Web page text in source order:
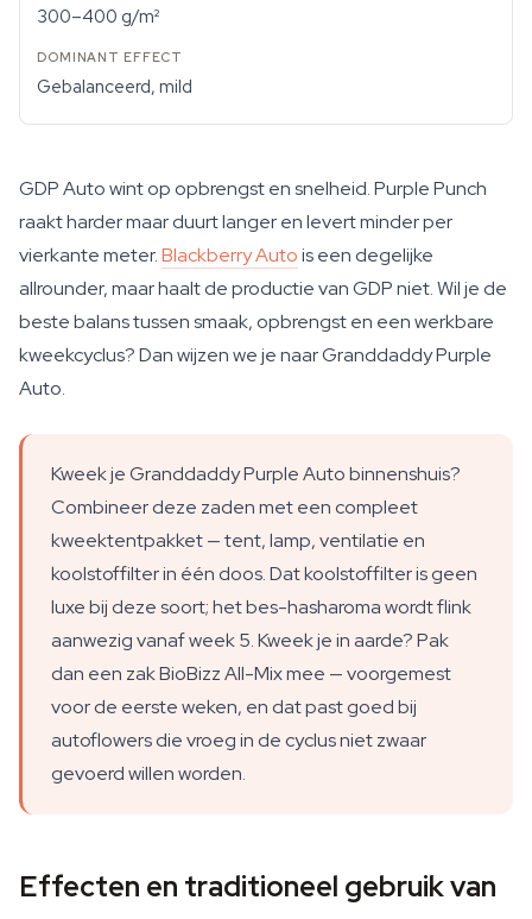
300–400 g/m²
Gebalanceerd, mild
GDP Auto wint op opbrengst en snelheid. Purple Punch
raakt harder maar duurt langer en levert minder per
vierkante meter.Blackberry Autois een degelijke
allrounder, maar haalt de productie van GDP niet. Wil je de
beste balans tussen smaak, opbrengst en een werkbare
kweekcyclus? Dan wijzen we je naar Granddaddy Purple
Auto.
Kweek je Granddaddy Purple Auto binnenshuis?
Combineer deze zaden met een compleet
kweektentpakket — tent, lamp, ventilatie en
koolstoffilter in één doos. Dat koolstoffilter is geen
luxe bij deze soort; het bes-hasharoma wordt flink
aanwezig vanaf week 5. Kweek je in aarde? Pak
dan een zak BioBizz All-Mix mee — voorgemest
voor de eerste weken, en dat past goed bij
autoflowers die vroeg in de cyclus niet zwaar
gevoerd willen worden.
Effecten en traditioneel gebruik van